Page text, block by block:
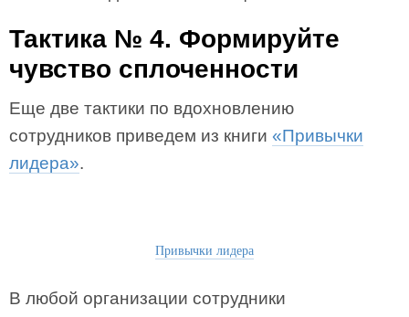
Тактика № 4. Формируйте
чувство сплоченности
Еще две тактики по вдохновлению
сотрудников приведем из книги «Привычки
лидера».
Привычки лидера
В любой организации сотрудники